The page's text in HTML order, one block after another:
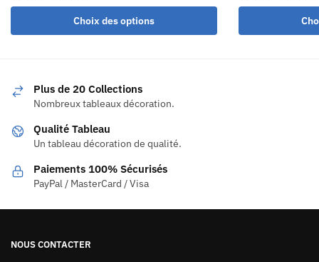
Choix des options
Plus de 20 Collections
Nombreux tableaux décoration.
Qualité Tableau
Un tableau décoration de qualité.
Paiements 100% Sécurisés
PayPal / MasterCard / Visa
NOUS CONTACTER